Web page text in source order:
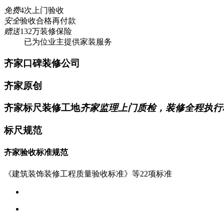
免费4次上门验收
安全验收合格再付款
赠送132万装修保险
已为位业主提供家装服务
齐家口碑装修公司
齐家原创
齐家标尺装修工地齐家监理上门质检，装修全程执
标尺规范
齐家验收标准规范
《建筑装饰装修工程质量验收标准》等22项标准